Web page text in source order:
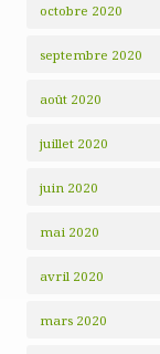
octobre 2020
septembre 2020
août 2020
juillet 2020
juin 2020
mai 2020
avril 2020
mars 2020